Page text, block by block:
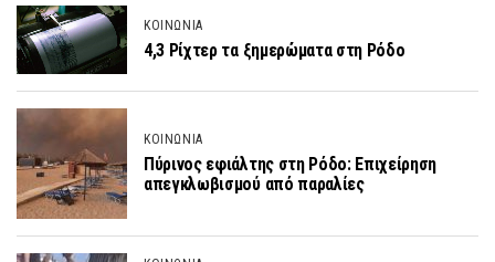
ΚΟΙΝΩΝΙΑ
4,3 Ρίχτερ τα ξημερώματα στη Ρόδο
ΚΟΙΝΩΝΙΑ
Πύρινος εφιάλτης στη Ρόδο: Επιχείρηση
απεγκλωβισμού από παραλίες